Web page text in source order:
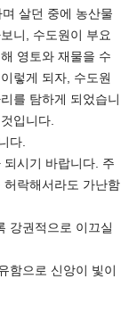
살던 중에 농산물
니, 수도원이 부요
영토와 재물을 수
렇게 되자, 수도원
를 탐하게 되었습니
입니다.
다.
시기 바랍니다. 주
락해서라도 가난함
강권적으로 이끄실
함으로 신앙이 빛이